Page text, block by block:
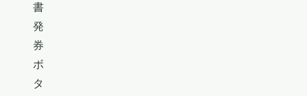
書
発
券
ボ
タ